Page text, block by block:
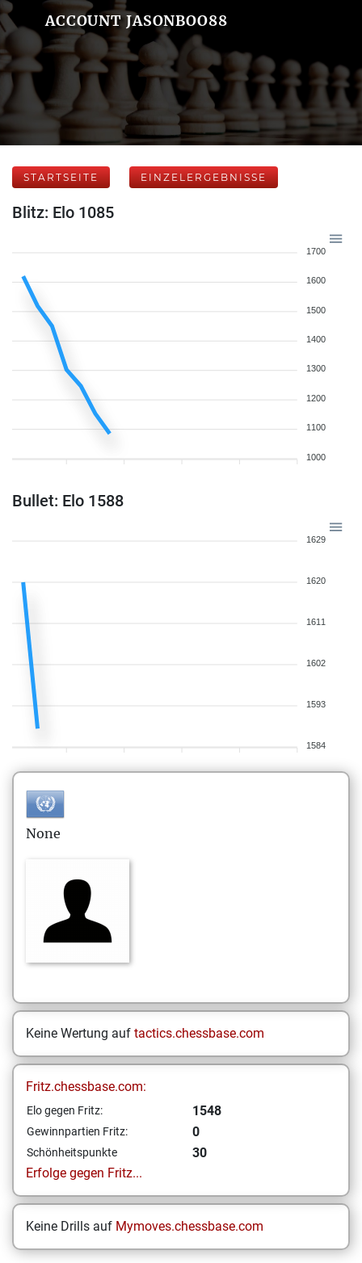
ACCOUNT JASONBOO88
STARTSEITE EINZELERGEBNISSE
Blitz: Elo 1085
1700
1600
1500
1400
1300
1200
1100
1000
Bullet: Elo 1588
1629
1620
1611
1602
1593
1584
None
Keine Wertung auf tactics.chessbase.com
Fritz.chessbase.com:
Elo gegen Fritz: 1548
Gewinnpartien Fritz: 0
Schönheitspunkte
30
Erfolge gegen Fritz...
Keine Drills auf Mymoves.chessbase.com